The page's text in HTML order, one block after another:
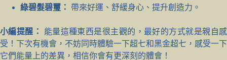
綠碧髮碧璽：
帶來好運、舒緩身心、提升創造力。
小編提醒：
能量這種東西是很主觀的，最好的方式就是親自感
受！下次有機會，不妨同時體驗一下超七和黑金超七，感受一下
它們能量上的差異，相信你會有更深刻的體會！